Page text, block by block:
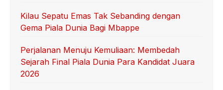
Kilau Sepatu Emas Tak Sebanding dengan
Gema Piala Dunia Bagi Mbappe
Perjalanan Menuju Kemuliaan: Membedah
Sejarah Final Piala Dunia Para Kandidat Juara
2026